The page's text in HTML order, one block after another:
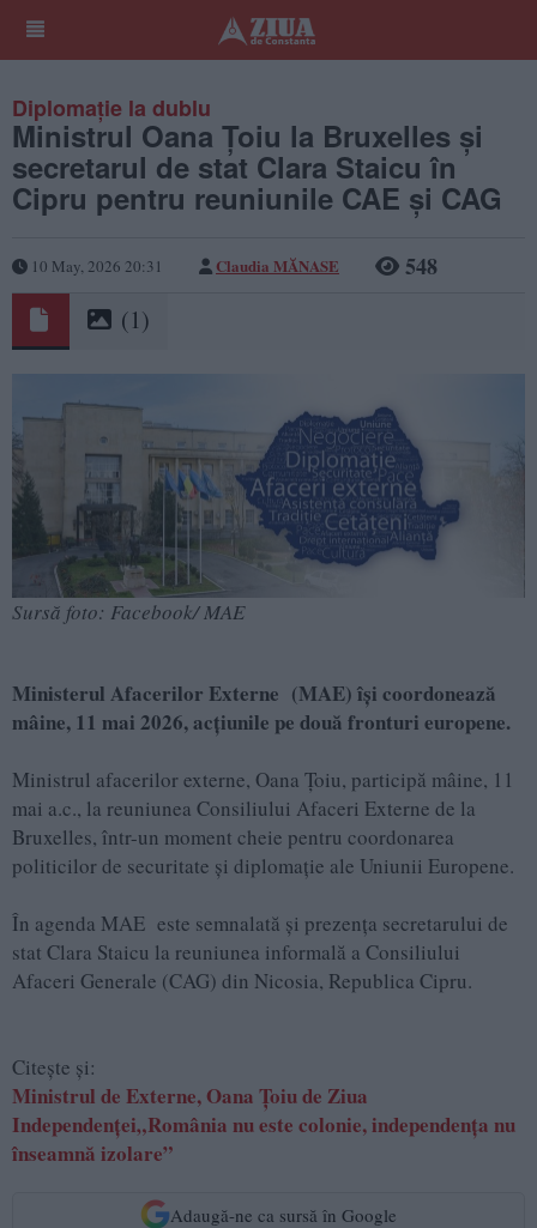
Diplomație la dublu
Ministrul Oana Țoiu la Bruxelles și
secretarul de stat Clara Staicu în
Cipru pentru reuniunile CAE și CAG
10 May, 2026 20:31 Claudia MĂNASE 548
(1)
Sursă foto: Facebook/ MAE
Ministerul Afacerilor Externe (MAE) își coordonează
mâine, 11 mai 2026, acțiunile pe două fronturi europene.
Ministrul afacerilor externe, Oana Țoiu, participă mâine, 11
mai a.c., la reuniunea Consiliului Afaceri Externe de la
Bruxelles, într-un moment cheie pentru coordonarea
politicilor de securitate și diplomație ale Uniunii Europene.
În agenda MAE este semnalată și prezența secretarului de
stat Clara Staicu la reuniunea informală a Consiliului
Afaceri Generale (CAG) din Nicosia, Republica Cipru.
Citește și:
Ministrul de Externe, Oana Țoiu de Ziua
Independenței„România nu este colonie, independența nu
înseamnă izolare”
Adaugă-ne ca sursă în Google